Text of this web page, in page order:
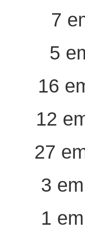
7
5
12
27
3 em
1 em